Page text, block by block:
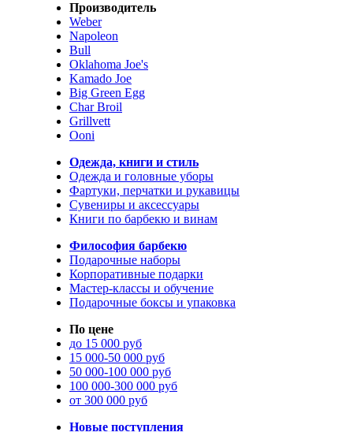
Производитель
Weber
Napoleon
Bull
Oklahoma Joe's
Kamado Joe
Big Green Egg
Char Broil
Grillvett
Ooni
Одежда, книги и стиль
Одежда и головные уборы
Фартуки, перчатки и рукавицы
Сувениры и аксессуары
Книги по барбекю и винам
Философия барбекю
Подарочные наборы
Корпоративные подарки
Мастер-классы и обучение
Подарочные боксы и упаковка
По цене
до 15 000 руб
15 000-50 000 руб
50 000-100 000 руб
100 000-300 000 руб
от 300 000 руб
Новые поступления